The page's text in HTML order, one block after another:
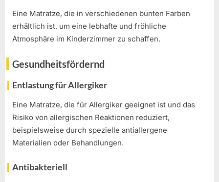
Eine Matratze, die in verschiedenen bunten Farben
erhältlich ist, um eine lebhafte und fröhliche
Atmosphäre im Kinderzimmer zu schaffen.
Gesundheitsfördernd
Entlastung für Allergiker
Eine Matratze, die für Allergiker geeignet ist und das
Risiko von allergischen Reaktionen reduziert,
beispielsweise durch spezielle antiallergene
Materialien oder Behandlungen.
Antibakteriell